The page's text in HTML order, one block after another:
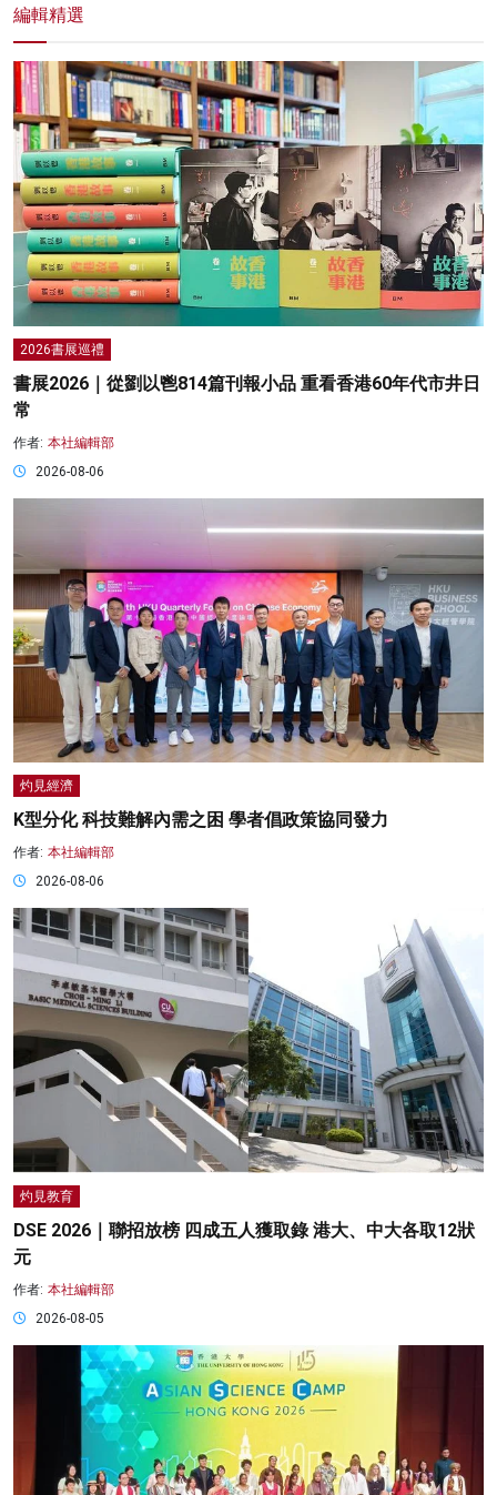
編輯精選
2026書展巡禮
書展2026｜從劉以鬯814篇刊報小品 重看香港60年代市井日
常
作者: 本社編輯部
2026-08-06
灼見經濟
K型分化 科技難解內需之困 學者倡政策協同發力
作者: 本社編輯部
2026-08-06
灼見教育
DSE 2026｜聯招放榜 四成五人獲取錄 港大、中大各取12狀
元
作者: 本社編輯部
2026-08-05